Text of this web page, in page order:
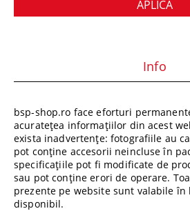
Info
bsp-shop.ro face eforturi
acuratețea informațiilor din acest
exista inadvertențe: fotografiile au
pot conține accesorii neincluse în
specificațiile pot fi modificate de
sau pot conține erori de operare.
prezente pe website sunt valabile
disponibil.